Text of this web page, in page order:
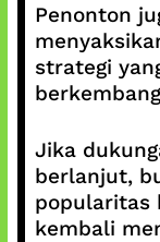
Penonton
strategi
Jika
berlanjut,
popularitas
kembali